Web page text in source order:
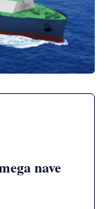
nave